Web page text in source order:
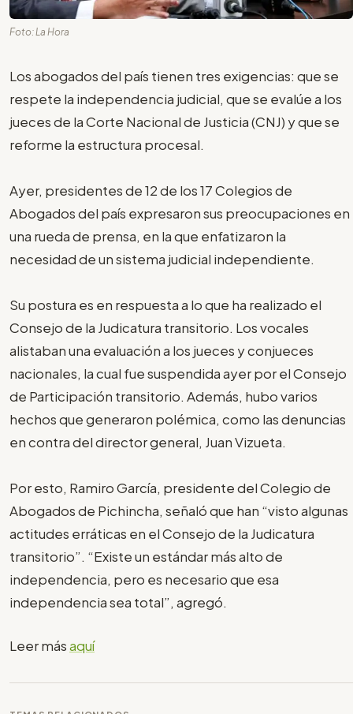
Foto: La Hora
Los abogados del país tienen tres exigencias: que se
respete la independencia judicial, que se evalúe a los
jueces de la Corte Nacional de Justicia (CNJ) y que se
reforme la estructura procesal.
Ayer, presidentes de 12 de los 17 Colegios de
Abogados del país expresaron sus preocupaciones en
una rueda de prensa, en la que enfatizaron la
necesidad de un sistema judicial independiente.
Su postura es en respuesta a lo que ha realizado el
Consejo de la Judicatura transitorio. Los vocales
alistaban una evaluación a los jueces y conjueces
nacionales, la cual fue suspendida ayer por el Consejo
de Participación transitorio. Además, hubo varios
hechos que generaron polémica, como las denuncias
en contra del director general, Juan Vizueta.
Por esto, Ramiro García, presidente del Colegio de
Abogados de Pichincha, señaló que han “visto algunas
actitudes erráticas en el Consejo de la Judicatura
transitorio”. “Existe un estándar más alto de
independencia, pero es necesario que esa
independencia sea total”, agregó.
Leer másaquí